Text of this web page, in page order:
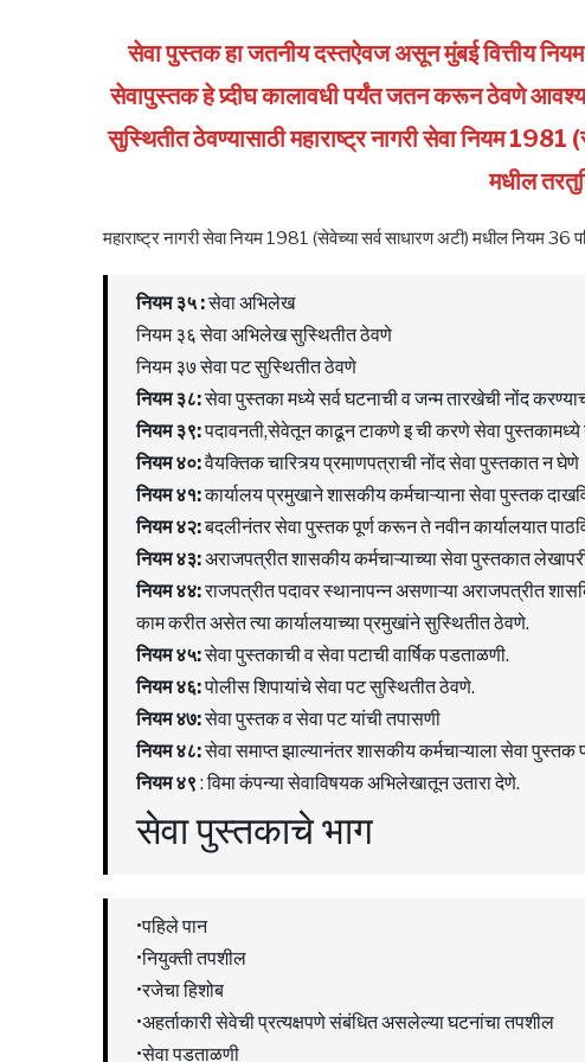
सेवा पुस्तक हा जतनीय दस्तऐवज असून मुंबई वित्तीय
सेवापुस्तक हे प्र्दीघ कालावधी पर्यंत जतन करून ठेवणे
सुस्थितीत ठेवण्यासाठी महाराष्ट्र नागरी सेवा नियम
मधील
महाराष्ट्र नागरी सेवा नियम 1981 (सेवेच्या सर्व साधारण अटी) मधील नियम 36
नियम ३५ :सेवा अभिलेख
नियम ३६ सेवा अभिलेख सुस्थितीत ठेवणे
नियम ३७ सेवा पट सुस्थितीत ठेवणे
नियम ३८:सेवा पुस्तका मध्ये सर्व घटनाची व जन्म तारखेची नोंद
नियम ३९:पदावनती,सेवेतून काढून टाकणे इ ची करणे सेवा
नियम ४०:वैयक्तिक चारित्र्य प्रमाणपत्राची नोंद सेवा पुस्तकात न घेणे
नियम ४१:कार्यालय प्रमुखाने शासकीय कर्मचाऱ्याना सेवा पुस्तक
नियम ४२:बदलीनंतर सेवा पुस्तक पूर्ण करून ते नवीन कार्यालयात
नियम ४३:अराजपत्रीत शासकीय कर्मचाऱ्याच्या सेवा पुस्तकात
नियम ४४:राजपत्रीत पदावर स्थानापन्न असणाऱ्या अराजपत्रीत
काम करीत असेत त्या कार्यालयाच्या प्रमुखांने सुस्थितीत ठेवणे.
नियम ४५:सेवा पुस्तकाची व सेवा पटाची वार्षिक पडताळणी.
नियम ४६:पोलीस शिपायांचे सेवा पट सुस्थितीत ठेवणे.
नियम ४७:सेवा पुस्तक व सेवा पट यांची तपासणी
नियम ४८:सेवा समाप्त झाल्यानंतर शासकीय कर्मचाऱ्याला सेवा
नियम ४९ : विमा कंपन्या सेवाविषयक अभिलेखातून उतारा देणे.
सेवा पुस्तकाचे भाग
•पहिले पान
•नियुक्ती तपशील
•रजेचा हिशोब
•अहर्ताकारी सेवेची प्रत्यक्षपणे संबंधित असलेल्या घटनांचा तपशील
•सेवा पडताळणी